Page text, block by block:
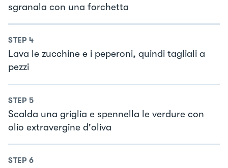
sgranala con una forchetta
STEP 4
Lava le zucchine e i peperoni, quindi tagliali a
pezzi
STEP 5
Scalda una griglia e spennella le verdure con
olio extravergine d'oliva
STEP 6